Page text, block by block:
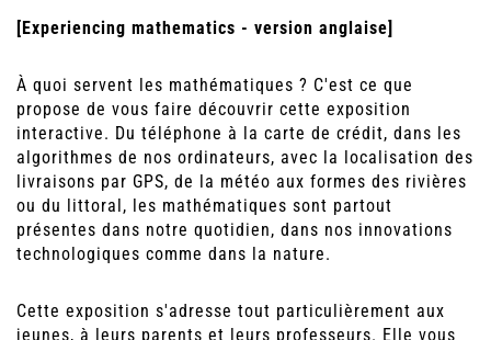
[Experiencing mathematics - version anglaise]
À quoi servent les mathématiques ? C'est ce que
propose de vous faire découvrir cette exposition
interactive. Du téléphone à la carte de crédit, dans les
algorithmes de nos ordinateurs, avec la localisation des
livraisons par GPS, de la météo aux formes des rivières
ou du littoral, les mathématiques sont partout
présentes dans notre quotidien, dans nos innovations
technologiques comme dans la nature.
Cette exposition s'adresse tout particulièrement aux
jeunes, à leurs parents et leurs professeurs. Elle vous